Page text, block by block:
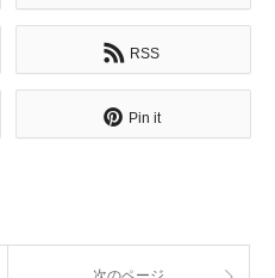
RSS
Pin it